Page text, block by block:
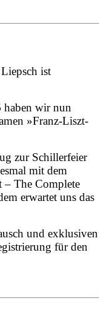
ist
haben wir nun
»Franz-Liszt-
zur Schillerfeier
mit dem
– The Complete
erwartet uns das
und exklusiven
für den